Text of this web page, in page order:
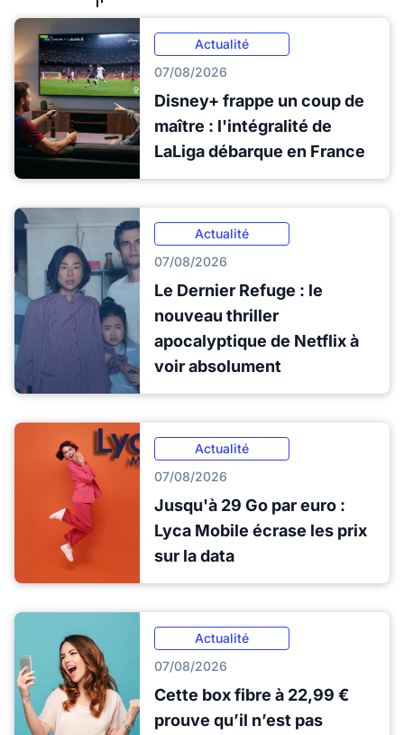
Actualité
07/08/2026
Disney+ frappe un coup de
maître : l'intégralité de
LaLiga débarque en France
Actualité
07/08/2026
Le Dernier Refuge : le
nouveau thriller
apocalyptique de Netflix à
voir absolument
Actualité
07/08/2026
Jusqu'à 29 Go par euro :
Lyca Mobile écrase les prix
sur la data
Actualité
07/08/2026
Cette box fibre à 22,99 €
prouve qu’il n’est pas